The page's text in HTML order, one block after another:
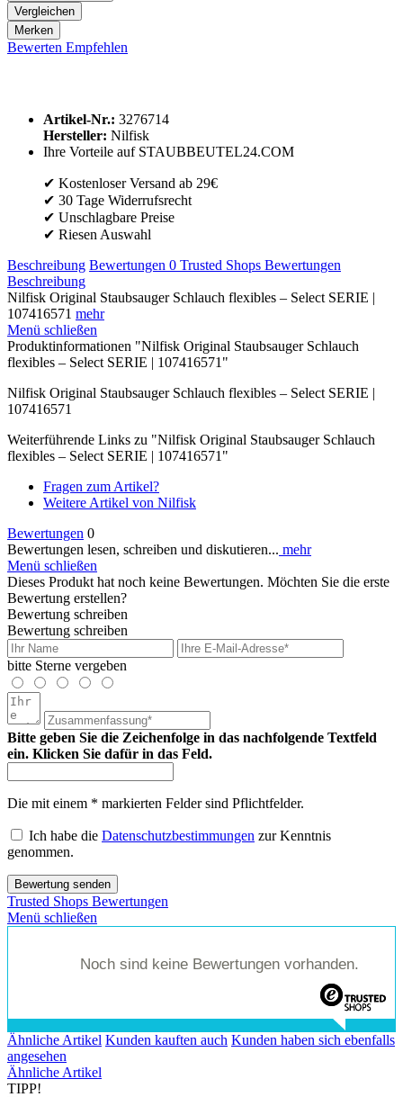
Vergleichen
Merken
Bewerten Empfehlen
Artikel-Nr.: 3276714
Hersteller: Nilfisk
Ihre Vorteile auf STAUBBEUTEL24.COM
✔ Kostenloser Versand ab 29€
✔ 30 Tage Widerrufsrecht
✔ Unschlagbare Preise
✔ Riesen Auswahl
Beschreibung Bewertungen 0 Trusted Shops Bewertungen
Beschreibung
Nilfisk Original Staubsauger Schlauch flexibles – Select SERIE |
107416571 mehr
Menü schließen
Produktinformationen "Nilfisk Original Staubsauger Schlauch
flexibles – Select SERIE | 107416571"
Nilfisk Original Staubsauger Schlauch flexibles – Select SERIE |
107416571
Weiterführende Links zu "Nilfisk Original Staubsauger Schlauch
flexibles – Select SERIE | 107416571"
Fragen zum Artikel?
Weitere Artikel von Nilfisk
Bewertungen 0
Bewertungen lesen, schreiben und diskutieren... mehr
Menü schließen
Dieses Produkt hat noch keine Bewertungen. Möchten Sie die erste
Bewertung erstellen?
Bewertung schreiben
Bewertung schreiben
bitte Sterne vergeben
Bitte geben Sie die Zeichenfolge in das nachfolgende Textfeld
ein. Klicken Sie dafür in das Feld.
Die mit einem * markierten Felder sind Pflichtfelder.
Ich habe die Datenschutzbestimmungen zur Kenntnis
genommen.
Bewertung senden
Trusted Shops Bewertungen
Menü schließen
Noch sind keine Bewertungen vorhanden.
Ähnliche Artikel Kunden kauften auch Kunden haben sich ebenfalls
angesehen
Ähnliche Artikel
TIPP!